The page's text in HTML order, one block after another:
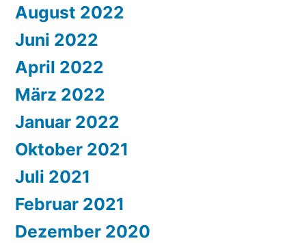
August 2022
Juni 2022
April 2022
März 2022
Januar 2022
Oktober 2021
Juli 2021
Februar 2021
Dezember 2020